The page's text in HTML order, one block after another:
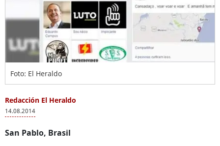
Foto: El Heraldo
Redacción El Heraldo
14.08.2014
San Pablo, Brasil